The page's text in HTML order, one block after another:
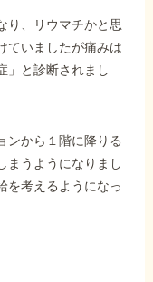
り、リウマチかと思
ていましたが痛みは
」と診断されまし
ンから１階に降りる
まうようになりまし
を考えるようになっ